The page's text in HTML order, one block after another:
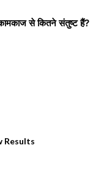
से कितने संतुष्ट हैं?
Results